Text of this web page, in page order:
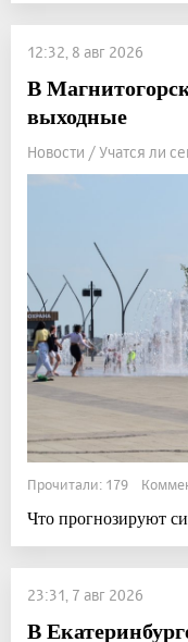
12:32, 8 авг 2026
В
выходные
Новости / Учатся ли
Прочитали: 179
Что прогнозируют
23:31, 7 авг 2026
В